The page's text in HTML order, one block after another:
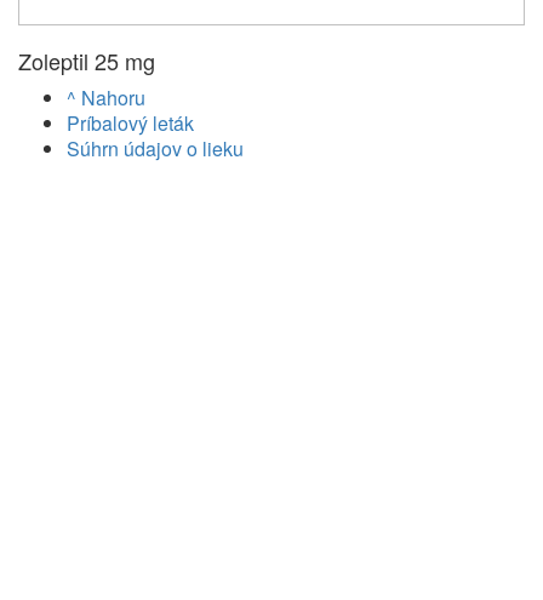
Zoleptil 25 mg
^ Nahoru
Príbalový leták
Súhrn údajov o lieku